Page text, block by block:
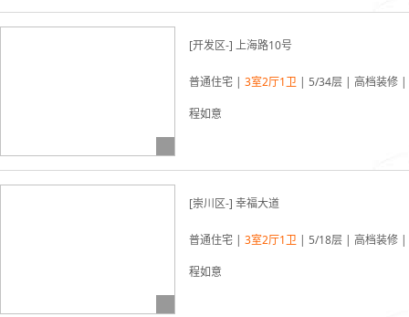
[开发区-] 上海路10号
普通住宅 | 3室2厅1卫 | 5/34层 | 高档装修
程如意
[崇川区-] 幸福大道
普通住宅 | 3室2厅1卫 | 5/18层 | 高档装修
程如意